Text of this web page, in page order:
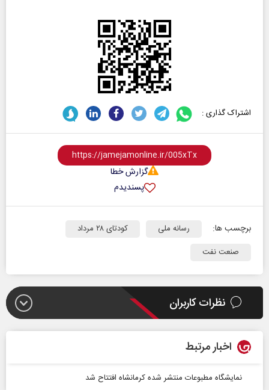
اشتراک گذاری :
گزارش خطا
پسندیدم
برچسب ها: رسانه ملی
کودتای ۲۸ مرداد
صنعت نفت
نظرات کاربران
اخبار مرتبط
نمایشگاه مطبوعات منتشر شده کرمانشاه افتتاح شد